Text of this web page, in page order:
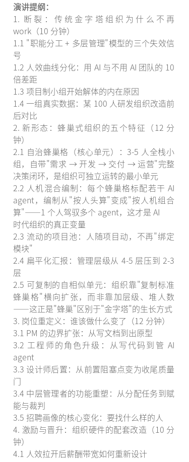
演讲提纲：
1. 断裂：传统金字塔组织为什么不再
work（10 分钟）
1.1 "职能分工 + 多层管理"模型的三个失效信
号
1.2 人效曲线分化：用 AI 与不用 AI 团队的 10
倍差距
1.3 项目制小组开始解体的内在原因
1.4 一组真实数据：某 100 人研发组织改造前
后对比
2. 新形态：蜂巢式组织的五个特征（12 分
钟）
2.1 自治蜂巢格（核心单元）：3-5 人全栈小
组，自带"需求 → 开发 → 交付 → 运营"完整
决策闭环，是组织可独立运转的最小单元
2.2 人机混合编制：每个蜂巢格标配若干 AI
agent，编制从"按人头算"变成"按人机组合
算"——1 个人驾驭多个 agent，这才是 AI
时代组织的真正变量
2.3 流动的项目池：人随项目动，不再"绑定
模块"
2.4 扁平化汇报：管理层级从 4-5 层压到 2-3
层
2.5 可复制的自相似单元：组织靠"复制标准
蜂巢格"横向扩张，而非靠加层级、堆人数
——这正是"蜂巢"区别于"金字塔"的生长方式
3. 岗位重定义：谁该做什么变了（12 分钟）
3.1 PM 的边界扩张：从写文档到出原型
3.2 工程师的角色升级：从写代码到管 AI
agent
3.3 设计师后置：从前置阻塞点变为收尾质量
门
3.4 中层管理者的功能重塑：从分配任务到赋
能与裁判
3.5 招聘画像的核心变化：要找什么样的人
4. 激励与晋升：组织硬件的配套改造（10 分
钟）
4.1 人效拉开后薪酬带宽如何重新设计